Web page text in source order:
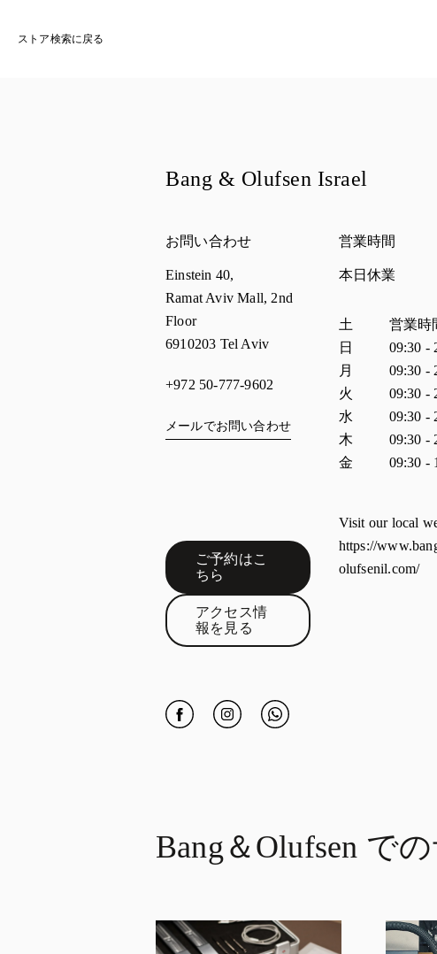
ストア検索に戻る
Bang & Olufsen Israel
お問い合わせ
Einstein 40,
Ramat Aviv Mall, 2nd
Floor
6910203 Tel Aviv
+972 50-777-9602
メールでお問い合わせ
ご予約はこ
ちら
Link Opens in New Tab
アクセス情
報を見るLink Opens in New Tab
Click to open Facebook
Link Opens in New Tab
Click to open Instagram
Link Opens in New Tab
Click to open Whatsapp
Link Opens in New Tab
営業時間
本日休業
曜日 営業時間
土
営業時
日
09:30 -
月
09:30 -
火
09:30 -
水
09:30 -
木
09:30 -
金
09:30 -
Visit our local
https://
olufsenil.com/
Bang＆Olufsen で